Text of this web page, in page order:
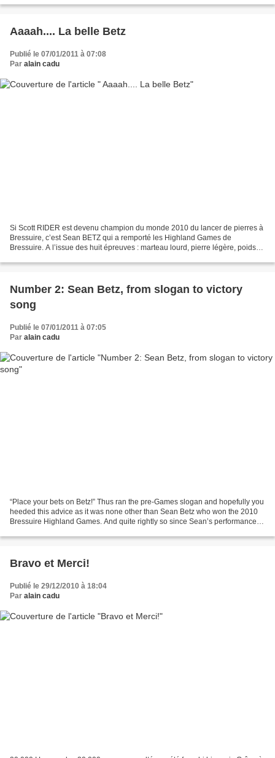
Aaaah.... La belle Betz
Publié le 07/01/2011 à 07:08
Par alain cadu
Si Scott RIDER est devenu champion du monde 2010 du lancer de pierres à
Bressuire, c’est Sean BETZ qui a remporté les Highland Games de
Bressuire. A l’issue des huit épreuves : marteau lourd, pierre légère, poids
Number 2: Sean Betz, from slogan to victory
song
Publié le 07/01/2011 à 07:05
Par alain cadu
“Place your bets on Betz!” Thus ran the pre-Games slogan and hopefully you
heeded this advice as it was none other than Sean Betz who won the 2010
Bressuire Highland Games. And quite rightly so since Sean’s performance
Bravo et Merci!
Publié le 29/12/2010 à 18:04
Par alain cadu